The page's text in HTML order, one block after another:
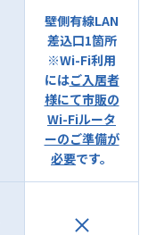
壁側有線LAN
差込口1箇所
※Wi-Fi利用
にはご入居者
様にて市販の
Wi-Fiルータ
ーのご準備が
必要です。